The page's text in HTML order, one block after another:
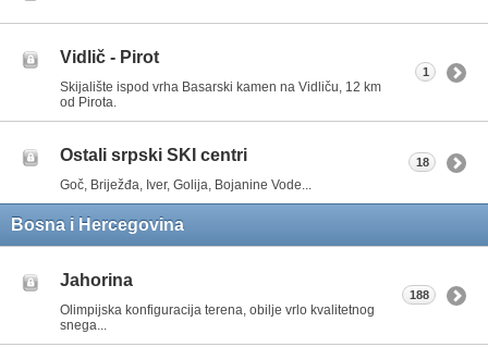
Vidlič - Pirot
Skijalište ispod vrha Basarski kamen na Vidliču, 12 km
od Pirota.
1
Ostali srpski SKI centri
Goč, Briježđa, Iver, Golija, Bojanine Vode...
18
Bosna i Hercegovina
Jahorina
Olimpijska konfiguracija terena, obilje vrlo kvalitetnog
snega...
188